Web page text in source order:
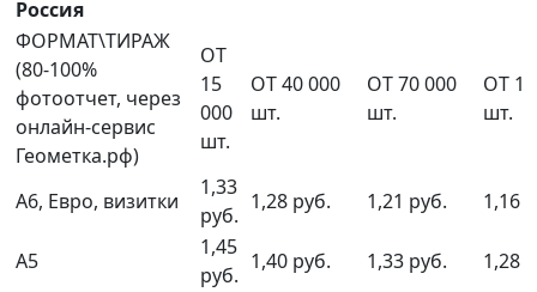
Россия
ФОРМАТ\ТИРАЖ
(80-100%
фотоотчет, через
онлайн-сервис
Геометка.рф)
ОТ
15
000
шт.
ОТ 40 000
шт.
ОТ 70 000
шт.
ОТ
шт.
А6, Евро, визитки
1,33
руб.
1,28 руб. 1,21 руб. 1,16
А5
1,45
руб.
1,40 руб. 1,33 руб. 1,28